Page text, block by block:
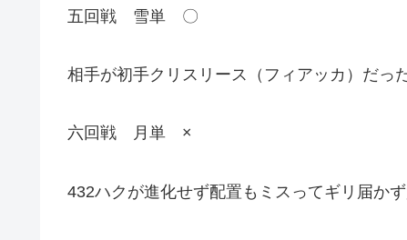
五回戦 雪単 〇
相手が初手クリスリース（フィアッカ）だっ
六回戦 月単 ×
432ハクが進化せず配置もミスってギリ届か